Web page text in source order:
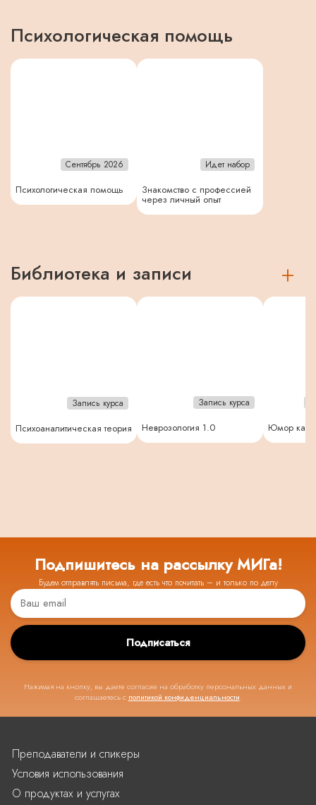
Психологическая помощь
Сентябрь 2026
Психологическая помощь
Идет набор
Знакомство с профессией
через личный опыт
Библиотека и записи
Запись курса
Психоаналитическая теория
Запись курса
Неврозология 1.0 Юмор как
Подпишитесь на рассылку МИГа!
Будем отправлять письма, где есть что почитать – и только по делу
Подписаться
Нажимая на кнопку, вы даете согласие на обработку персональных данных и
соглашаетесь с политикой конфиденциальности.
Преподаватели и спикеры
Условия использования
О продуктах и услугах